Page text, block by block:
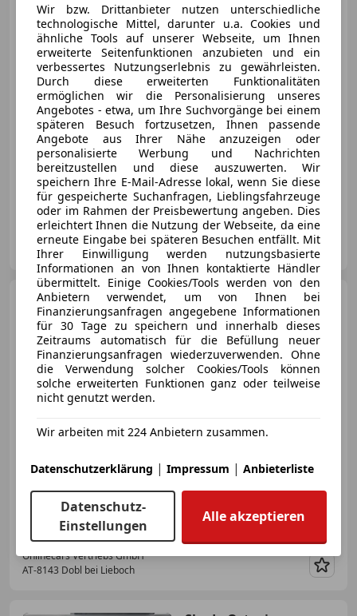
€ 7 490
07/2015 225 802 km Diesel
135 kW (184 PS)
„Österreichs größtes Gebrauchtwagen-Outlet“
Onlinecars Vertriebs GmbH
AT-8143 Dobl bei Lieboch
Skoda OctaviaCombi 2.0
TDI First Edition Aut MATRIX
€ 17 490
05/2021 92 294 km Diesel
110 kW (150 PS)
„Österreichs größtes Gebrauchtwagen-Outlet“
Onlinecars Vertriebs GmbH
AT-8143 Dobl bei Lieboch
Wir bzw. Drittanbieter nutzen unterschiedliche
technologische Mittel, darunter u.a. Cookies und
ähnliche Tools auf unserer Webseite, um Ihnen
erweiterte Seitenfunktionen anzubieten und ein
verbessertes Nutzungserlebnis zu gewährleisten.
Durch diese erweiterten Funktionalitäten
ermöglichen wir die Personalisierung unseres
Angebotes - etwa, um Ihre Suchvorgänge bei einem
späteren Besuch fortzusetzen, Ihnen passende
Angebote aus Ihrer Nähe anzuzeigen oder
personalisierte Werbung und Nachrichten
bereitzustellen und diese auszuwerten. Wir
speichern Ihre E-Mail-Adresse lokal, wenn Sie diese
für gespeicherte Suchanfragen, Lieblingsfahrzeuge
oder im Rahmen der Preisbewertung angeben. Dies
erleichtert Ihnen die Nutzung der Webseite, da eine
erneute Eingabe bei späteren Besuchen entfällt. Mit
Ihrer Einwilligung werden nutzungsbasierte
Informationen an von Ihnen kontaktierte Händler
übermittelt. Einige Cookies/Tools werden von den
Anbietern verwendet, um von Ihnen bei
Finanzierungsanfragen angegebene Informationen
für 30 Tage zu speichern und innerhalb dieses
Zeitraums automatisch für die Befüllung neuer
Finanzierungsanfragen wiederzuverwenden. Ohne
die Verwendung solcher Cookies/Tools können
solche erweiterten Funktionen ganz oder teilweise
nicht genutzt werden.
Wir arbeiten mit 224 Anbietern zusammen.
Datenschutzerklärung | Impressum | Anbieterliste
Datenschutz-
Einstellungen
Alle akzeptieren